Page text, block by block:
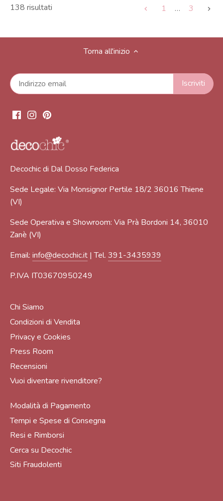
138 risultati 1 … 3
Torna all'inizio
Decochic di Dal Dosso Federica
Sede Legale: Via Monsignor Pertile 18/2 36016 Thiene
(VI)
Sede Operativa e Showroom: Via Prà Bordoni 14, 36010
Zanè (VI)
Email: info@decochic.it | Tel. 391-3435939
P.IVA IT03670950249
Chi Siamo
Condizioni di Vendita
Privacy e Cookies
Press Room
Recensioni
Vuoi diventare rivenditore?
Modalità di Pagamento
Tempi e Spese di Consegna
Resi e Rimborsi
Cerca su Decochic
Siti Fraudolenti